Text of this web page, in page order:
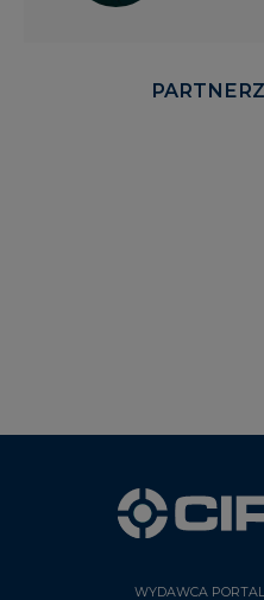
WYDAWCA